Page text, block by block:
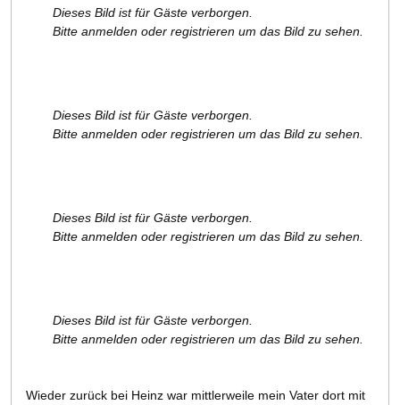
Dieses Bild ist für Gäste verborgen.
Bitte anmelden oder registrieren um das Bild zu sehen.
Dieses Bild ist für Gäste verborgen.
Bitte anmelden oder registrieren um das Bild zu sehen.
Dieses Bild ist für Gäste verborgen.
Bitte anmelden oder registrieren um das Bild zu sehen.
Dieses Bild ist für Gäste verborgen.
Bitte anmelden oder registrieren um das Bild zu sehen.
Wieder zurück bei Heinz war mittlerweile mein Vater dort mit